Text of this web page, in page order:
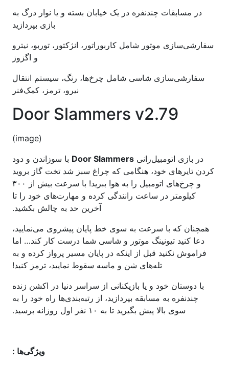
در مسابقات چندنفره در یک خیابان بسته و یا نوار درگ به
بازی بپردازید
سفارشی‌سازی موتور شامل کاربوراتور، انژکتور، توربو، نیترو
و اگزوز
سفارشی‌سازی شاسی شامل چرخ‌ها، رنگ، سیستم انتقال
نیرو، ترمز، کمک‌فنر
Door Slammers v2.79
(image)
در بازی اتومبیل‌رانیDoor Slammers با سوزاندن و دود
کردن تایرهای خود، هنگامی که چراغ سبز شد تخت گاز بروید
و چرخ‌های اتومبیل را به هوا ببرید! با سرعت بیش از ۳۰۰
کیلومتر در ساعت رانندگی کرده و مهارت‌های خود را تا
آخرین حد به چالش بکشید.
همچنان که با سرعت به سوی خط پایان پیشروی می‌نمایید،
دعا کنید تیونینگ موتور و شاسی شما درست کار کند… اما
فراموش نکنید قبل از اینکه در پایان مسیر پرواز کرده و به
تله‌های شن و ماسه سقوط نمایید، ترمز کنید!
با دوستان خود و یا بازیکنانی از سراسر دنیا در اکشن زنده
چندنفره به مسابقه بپردازید، از رتبه‌بندی‌ها راه خود را به
سوی بالا پیش بگیرید تا به ۱۰ نفر اول روزانه برسید.
ویژگی‌ها :